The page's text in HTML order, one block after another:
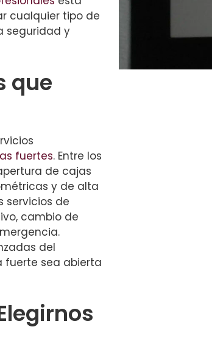
cualquier tipo de
seguridad y
que
fuertes. Entre los
de cajas
y de alta
servicios de
cambio de
del
fuerte sea abierta